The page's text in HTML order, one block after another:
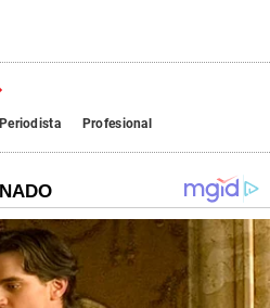
Periodista Profesional